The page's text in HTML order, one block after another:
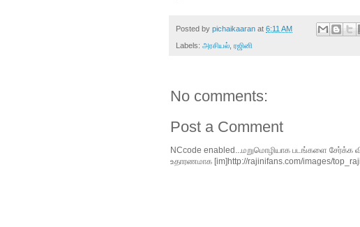
Posted by pichaikaaran at 6:11 AM
Labels: அரசியல், ரஜினி
No comments:
Post a Comment
NCcode enabled...மறுமொழியாக படங்களை சேர்க்க
உதாரணமாக [im]http://rajinifans.com/images/